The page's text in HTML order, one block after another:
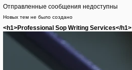
Отправленные сообщения недоступны
Новых тем не было создано
<h1>Professional Sop Writing Services</h1>